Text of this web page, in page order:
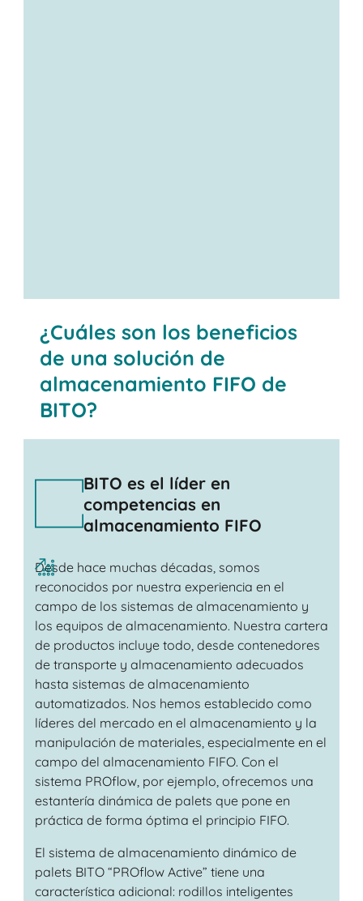
Contáctenos
¿Cuáles son los beneficios
de una solución de
almacenamiento FIFO de
BITO?
BITO es el líder en
competencias en
almacenamiento FIFO
Desde hace muchas décadas, somos
reconocidos por nuestra experiencia en el
campo de los sistemas de almacenamiento y
los equipos de almacenamiento. Nuestra cartera
de productos incluye todo, desde contenedores
de transporte y almacenamiento adecuados
hasta sistemas de almacenamiento
automatizados. Nos hemos establecido como
líderes del mercado en el almacenamiento y la
manipulación de materiales, especialmente en el
campo del almacenamiento FIFO. Con el
sistema PROflow, por ejemplo, ofrecemos una
estantería dinámica de palets que pone en
práctica de forma óptima el principio FIFO.
El sistema de almacenamiento dinámico de
palets BITO “PROflow Active” tiene una
característica adicional: rodillos inteligentes